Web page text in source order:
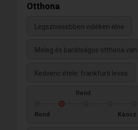
Otthona
Legszívesebben vidéken élne
Meleg és barátságos otthona van
Kedvenc étele: frankfurti leves
Rend
Rend Káosz